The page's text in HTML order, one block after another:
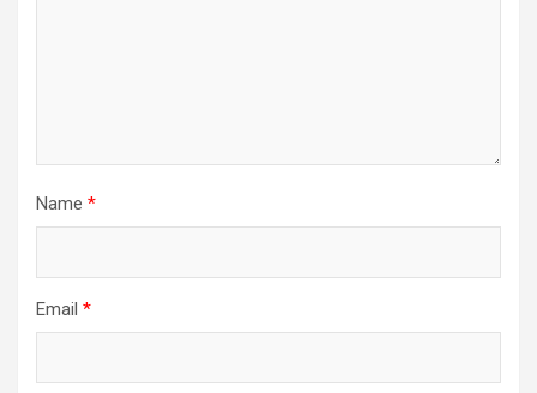
Name *
Email *